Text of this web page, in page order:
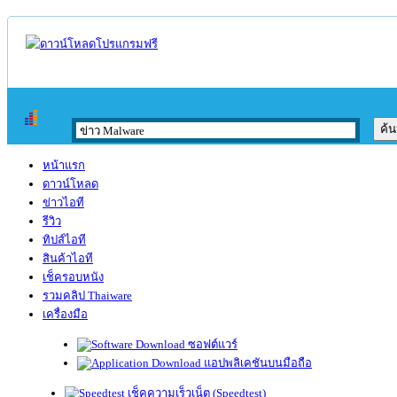
หน้าแรก
ดาวน์โหลด
ข่าวไอที
รีวิว
ทิปส์ไอที
สินค้าไอที
เช็ครอบหนัง
รวมคลิป Thaiware
เครื่องมือ
ซอฟต์แวร์
แอปพลิเคชันบนมือถือ
เช็คความเร็วเน็ต (Speedtest)